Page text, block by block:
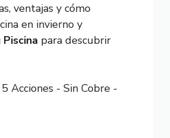
ventajas y cómo
en invierno y
Piscina para descubrir
Acciones - Sin Cobre -